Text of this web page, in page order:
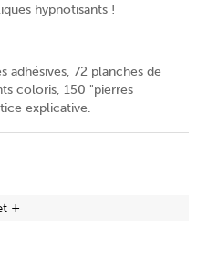
hypnotisants !
adhésives, 72 planches de
coloris, 150 "pierres
explicative.
+